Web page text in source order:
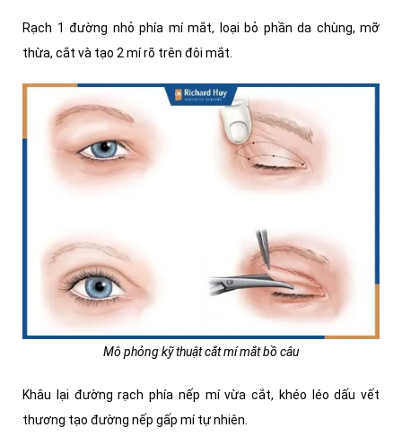
Rạch 1 đường nhỏ phía mí mắt, loại bỏ phần da chùng, mỡ
thừa, cắt và tạo 2 mí rõ trên đôi mắt.
Mô phỏng kỹ thuật cắt mí mắt bồ câu
Khâu lại đường rạch phía nếp mí vừa cắt, khéo léo dấu vết
thương tạo đường nếp gấp mí tự nhiên.